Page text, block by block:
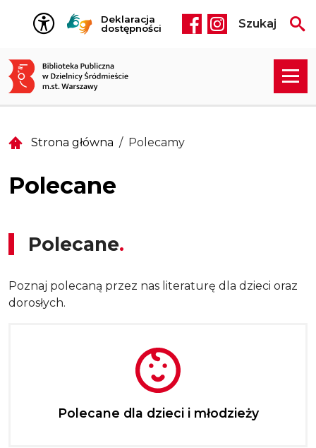
Przejdź do treści
Deklaracja
dostępności
Social media
Szukaj
Strona główna Polecamy
Polecane
Polecane
Poznaj polecaną przez nas literaturę dla dzieci oraz
dorosłych.
Polecane dla dzieci i młodzieży